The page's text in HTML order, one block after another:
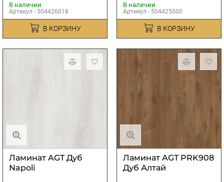
В наличии
Артикул - 504426018
В КОРЗИНУ
В наличии
Артикул - 504425000
В КОРЗИНУ
Ламинат AGT Дуб
Napoli
Ламинат AGT PRK908
Дуб Алтай